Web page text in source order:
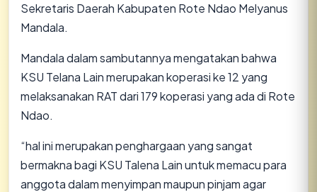
Sekretaris Daerah Kabupaten Rote Ndao Melyanus
Mandala.
Mandala dalam sambutannya mengatakan bahwa
KSU Telana Lain merupakan koperasi ke 12 yang
melaksanakan RAT dari 179 koperasi yang ada di Rote
Ndao.
“hal ini merupakan penghargaan yang sangat
bermakna bagi KSU Talena Lain untuk memacu para
anggota dalam menyimpan maupun pinjam agar